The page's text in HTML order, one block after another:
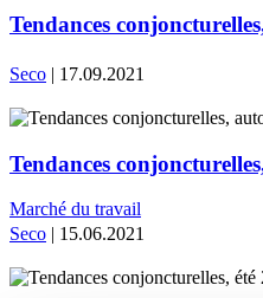
Tendances
Seco | 17.09.2021
Tendances
Marché du travail
Seco | 15.06.2021